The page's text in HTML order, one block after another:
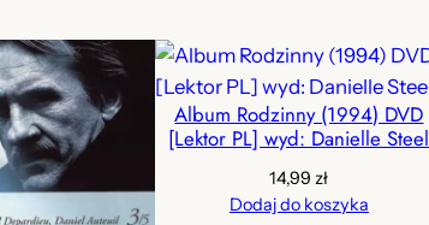
n
i
k
a
Album Rodzinny (1994) DVD
[Lektor PL] wyd: Danielle Steel
14,99zł
Dodaj do koszyka